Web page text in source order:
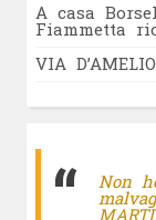
A casa
Fiammetta
VIA
Non